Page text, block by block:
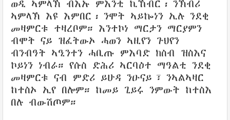
ወዲ ኣምላኽ ብእኡ ምእንቲ ኪኸብር፡ ንኽብሪ
ኣምላኽ እዩ እምበር፡ ንሞት ኣይኰነን ኢሉ ንደቂ
መዛምርቱ ተዛረቦም። እንተኮነ ማርታን ማርያምን
ብሞት ናይ ዝፈትውኦ ሓወን ኣዚየን ጉህየን
ብንብዓት ኣዒንተን ሓቢጡ ምእባድ ክስብ ዝስእና
ኮይነን ነብራ። የሱስ ድሕሪ ኣርባዕተ ማዓልቲ ንደቂ
መዛምርቱ ናብ ምድሪ ይሁዳ ንዑናይ፣ ንኣልኣዛር
ከተስኦ ኢየ በሎም። ከመይ ጊይሩ ንምውት ከተስእ
በሉ ብውሽጦም።